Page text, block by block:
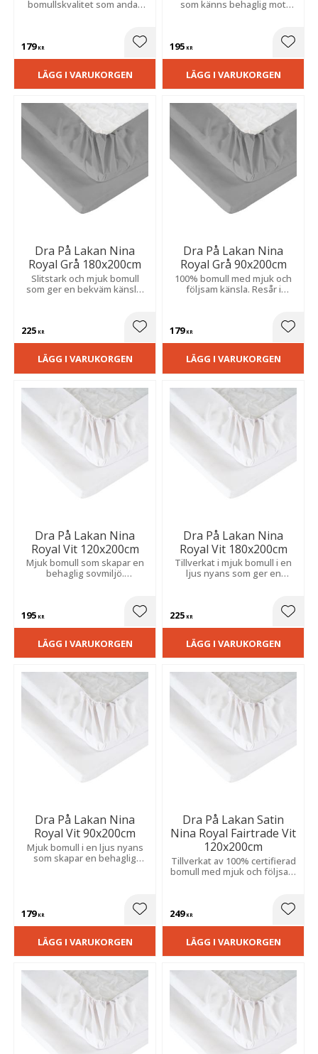
bomullskvalitet som andas
179KR Lägg till i favoriter
LÄGG I VARUKORGEN
som känns behaglig mot
195 KR
LÄGG I VARUKORGEN
Dra På Lakan Nina
Royal Grå 180x200cm
Slitstark och mjuk bomull
som ger en bekväm känsla.
225 KR Lägg till i favoriter
LÄGG I VARUKORGEN
Dra På Lakan Nina
Royal Grå 90x200cm
100% bomull med mjuk och
följsam känsla. Resår i
179KR
LÄGG I VARUKORGEN
Dra På Lakan Nina
Royal Vit 120x200cm
Mjuk bomull som skapar en
behaglig sovmiljö.
195 KR Lägg till i favoriter
LÄGG I VARUKORGEN
Dra På Lakan Nina
Royal Vit 180x200cm
Tillverkat i mjuk bomull i en
ljus nyans som ger en
225 KR
LÄGG I VARUKORGEN
Dra På Lakan Nina
Royal Vit 90x200cm
Mjuk bomull i en ljus nyans
som skapar en behaglig
179KR Lägg till i favoriter
LÄGG I VARUKORGEN
Dra På Lakan Satin
Nina Royal Fairtrade Vit
120x200cm
Tillverkat av 100% certifierad
bomull med mjuk och följsam
249KR
LÄGG I VARUKORGEN